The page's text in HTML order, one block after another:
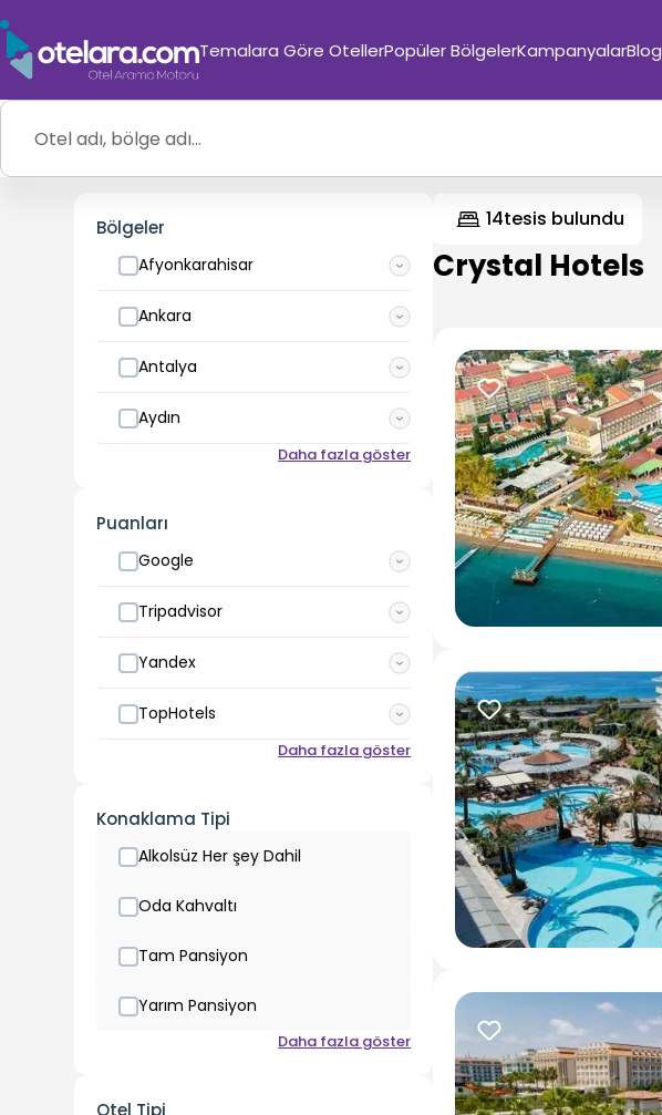
Temalara Göre OtellerPopüler BölgelerKampanyalarBlog
Bölgeler
Afyonkarahisar
Ankara
Antalya
Aydın
Daha fazla göster
Puanları
Google
Tripadvisor
Yandex
TopHotels
Daha fazla göster
Konaklama Tipi
Alkolsüz Her şey Dahil
Oda Kahvaltı
Tam Pansiyon
Yarım Pansiyon
Daha fazla göster
Otel Tipi
14tesis bulundu
Crystal Hotels